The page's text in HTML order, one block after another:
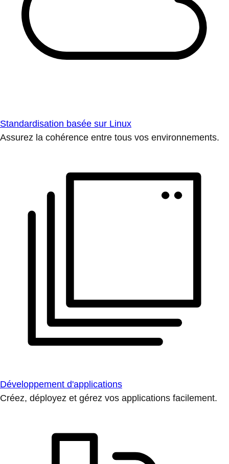
Standardisation basée sur Linux
Assurez la cohérence entre tous vos environnements.
Développement d'applications
Créez, déployez et gérez vos applications facilement.